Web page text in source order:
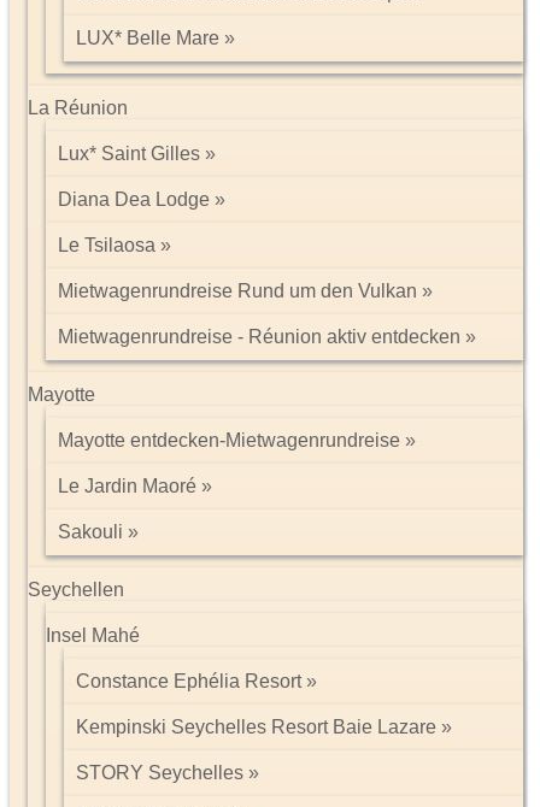
LUX* Belle Mare
La Réunion
Lux* Saint Gilles
Diana Dea Lodge
Le Tsilaosa
Mietwagenrundreise Rund um den Vulkan
Mietwagenrundreise - Réunion aktiv entdecken
Mayotte
Mayotte entdecken-Mietwagenrundreise
Le Jardin Maoré
Sakouli
Seychellen
Insel Mahé
Constance Ephélia Resort
Kempinski Seychelles Resort Baie Lazare
STORY Seychelles